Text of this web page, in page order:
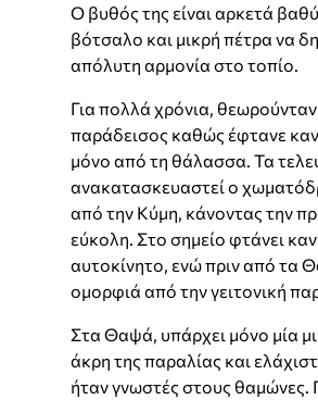
Ο βυθός της είναι αρκετά
βότσαλο και μικρή πέτρα να
απόλυτη αρμονία στο τοπίο.
Για πολλά χρόνια,
παράδεισος καθώς έφτανε
μόνο από τη θάλασσα. Τα
ανακατασκευαστεί ο
από την Κύμη, κάνοντας την
εύκολη. Στο σημείο φτάνει
αυτοκίνητο, ενώ πριν από τα
ομορφιά από την γειτονική
Στα Θαψά, υπάρχει μόνο μία
άκρη της παραλίας και
ήταν γνωστές στους θαμώνες.